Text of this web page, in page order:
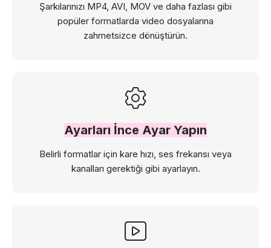
Şarkılarınızı MP4, AVI, MOV ve daha fazlası gibi
popüler formatlarda video dosyalarına
zahmetsizce dönüştürün.
Ayarları İnce Ayar Yapın
Belirli formatlar için kare hızı, ses frekansı veya
kanalları gerektiği gibi ayarlayın.